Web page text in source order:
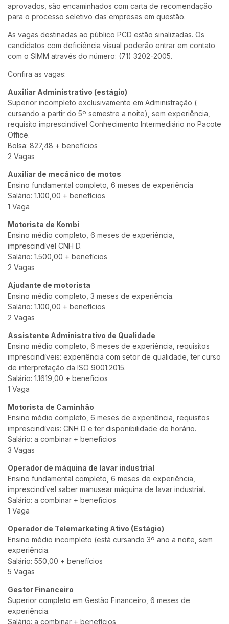
aprovados, são encaminhados com carta de recomendação
para o processo seletivo das empresas em questão.
As vagas destinadas ao público PCD estão sinalizadas. Os
candidatos com deficiência visual poderão entrar em contato
com o SIMM através do número: (71) 3202-2005.
Confira as vagas:
Auxiliar Administrativo (estágio)
Superior incompleto exclusivamente em Administração (
cursando a partir do 5º semestre a noite), sem experiência,
requisito imprescindível Conhecimento Intermediário no Pacote
Office.
Bolsa: 827,48 + benefícios
2 Vagas
Auxiliar de mecânico de motos
Ensino fundamental completo, 6 meses de experiência
Salário: 1.100,00 + benefícios
1 Vaga
Motorista de Kombi
Ensino médio completo, 6 meses de experiência,
imprescindível CNH D.
Salário: 1.500,00 + benefícios
2 Vagas
Ajudante de motorista
Ensino médio completo, 3 meses de experiência.
Salário: 1.100,00 + benefícios
2 Vagas
Assistente Administrativo de Qualidade
Ensino médio completo, 6 meses de experiência, requisitos
imprescindíveis: experiência com setor de qualidade, ter curso
de interpretação da ISO 9001:2015.
Salário: 1.1619,00 + benefícios
1 Vaga
Motorista de Caminhão
Ensino médio completo, 6 meses de experiência, requisitos
imprescindíveis: CNH D e ter disponibilidade de horário.
Salário: a combinar + benefícios
3 Vagas
Operador de máquina de lavar industrial
Ensino fundamental completo, 6 meses de experiência,
imprescindível saber manusear máquina de lavar industrial.
Salário: a combinar + benefícios
1 Vaga
Operador de Telemarketing Ativo (Estágio)
Ensino médio incompleto (está cursando 3º ano a noite, sem
experiência.
Salário: 550,00 + benefícios
5 Vagas
Gestor Financeiro
Superior completo em Gestão Financeiro, 6 meses de
experiência.
Salário: a combinar + benefícios